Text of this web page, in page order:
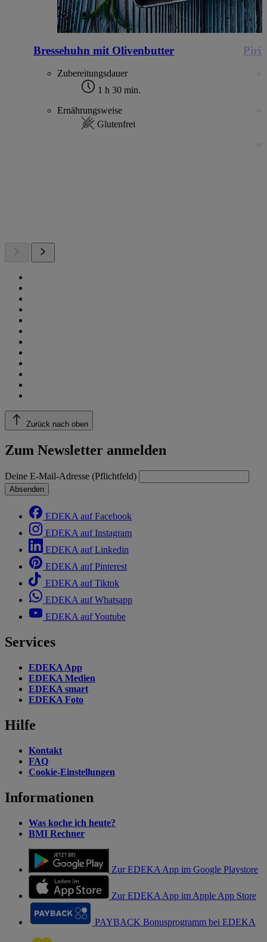
Bressehuhn mit Olivenbutter
Zubereitungsdauer
1 h 30 min.
Ernährungsweise
Glutenfrei
Piri
Zurück nach oben
Zum Newsletter anmelden
Deine E-Mail-Adresse (Pflichtfeld)
Absenden
EDEKA auf Facebook
EDEKA auf Instagram
EDEKA auf Linkedin
EDEKA auf Pinterest
EDEKA auf Tiktok
EDEKA auf Whatsapp
EDEKA auf Youtube
Services
EDEKA App
EDEKA Medien
EDEKA smart
EDEKA Foto
Hilfe
Kontakt
FAQ
Cookie-Einstellungen
Informationen
Was koche ich heute?
BMI Rechner
Zur EDEKA App im Google Playstore
Zur EDEKA App im Apple App Store
PAYBACK Bonusprogramm bei EDEKA